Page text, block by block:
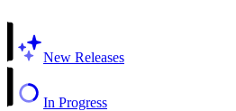
New Releases
In Progress